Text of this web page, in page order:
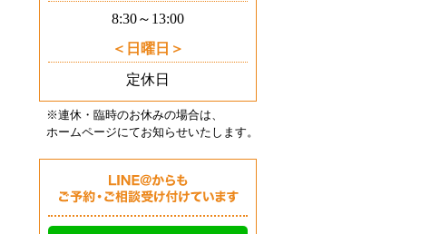
8:30～13:00
日曜日
定休日
※連休・臨時のお休みの場合は、
ホームページにてお知らせいたします。